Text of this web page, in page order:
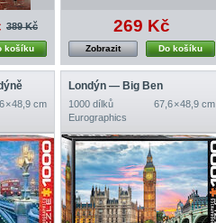
389 Kč
košíku
269 Kč
Do košíku
Zobrazit
× 48,9 cm
Londýn — Big Ben
1000 dílků
67,6 × 48,9 cm
Eurographics